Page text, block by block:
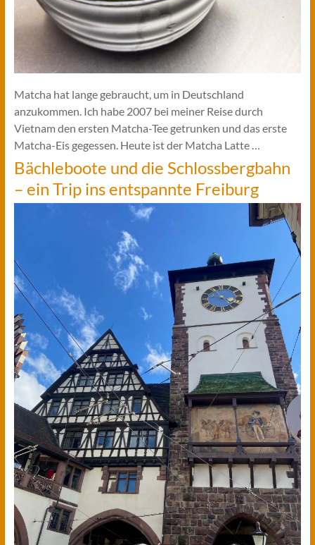
Matcha hat lange gebraucht, um in Deutschland
anzukommen. Ich habe 2007 bei meiner Reise durch
Vietnam den ersten Matcha-Tee getrunken und das erste
Matcha-Eis gegessen. Heute ist der Matcha Latte …
Bächleboote und die Schlossbergbahn
– ein Trip ins entspannte Freiburg